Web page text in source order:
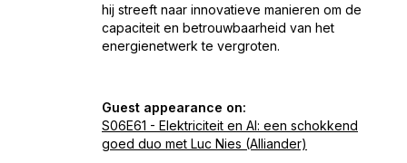
hij streeft naar innovatieve manieren om de
capaciteit en betrouwbaarheid van het
energienetwerk te vergroten.
Guest appearance on:
S06E61 - Elektriciteit en AI: een schokkend
goed duo met Luc Nies (Alliander)